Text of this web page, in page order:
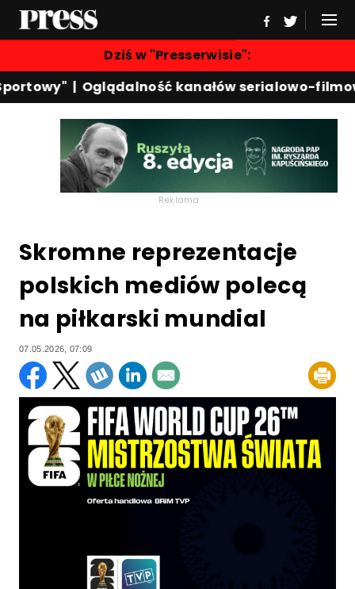
Dziś w "Presserwisie":
|Oglądalność kanałów serialowo-
Reklama
Skromne reprezentacje
polskich mediów polecą
na piłkarski mundial
07.05.2026, 07:09